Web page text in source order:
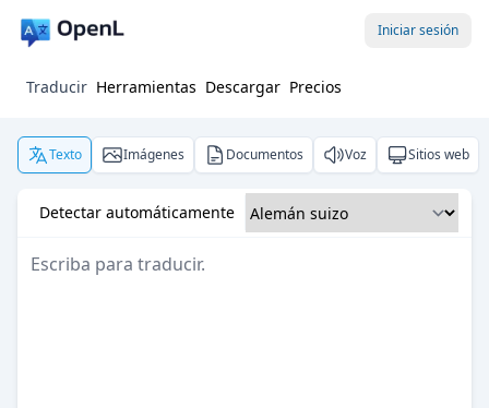
Iniciar sesión
Traducir Herramientas Descargar Precios
Texto Imágenes Documentos Voz Sitios web
Detectar automáticamente